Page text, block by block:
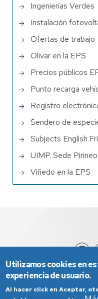
Ingenierías Verdes
Instalación
Ofertas de trabajo
Olivar en la EPS
Precios públicos
Punto recarga
Registro
Sendero de
Subjects English
UIMP. Sede
Viñedo en la EPS
Utilizamos cookies en
experiencia de usuario.
Al hacer click en Aceptar,